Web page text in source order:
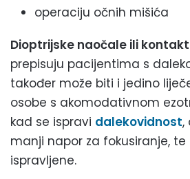
operaciju očnih mišića
Dioptrijske naočale ili
prepisuju pacijentima s
također može biti i jedino
osobe s akomodativnom
kad se ispravi dalekovidnost,
manji napor za fokusiranje, te
ispravljene.